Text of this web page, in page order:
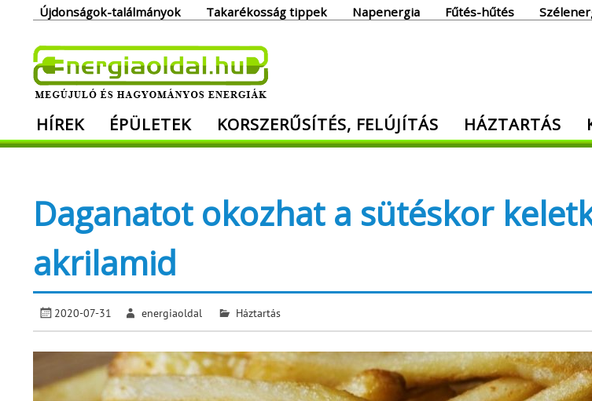
Újdonságok-találmányok Takarékosság tippek Napenergia Fűtés-hűtés
Megújuló és hagyományos energiák. Minden, ami energia!
HÍREK ÉPÜLETEK KORSZERŰSÍTÉS, FELÚJÍTÁS HÁZTARTÁS
Daganatot okozhat a sütéskor
akrilamid
2020-07-31 energiaoldal Háztartás